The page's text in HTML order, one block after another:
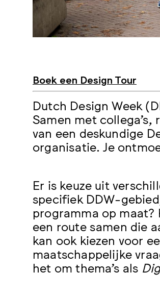
Boek een Design Tour
Dutch Design Week
Samen met
van een deskundige
organisatie. Je
Er is keuze uit
specifiek DDW-
programma op maat?
een route samen die
kan ook kiezen voor
maatschappelijke
het om thema’s als